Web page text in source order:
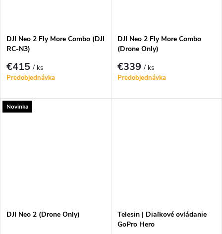
DJI Neo 2 Fly More Combo (DJI
RC-N3)
€415/ ks
Predobjednávka
DJI Neo 2 Fly More Combo
(Drone Only)
€339/ ks
Predobjednávka
Novinka
DJI Neo 2 (Drone Only)
Telesin | Diaľkové ovládanie
GoPro Hero